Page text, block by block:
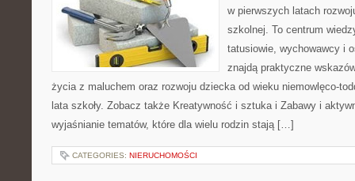
w pierwszych latach
szkolnej. To centrum
tatusiowie, wychowawcy i
znajdą praktyczne
życia z maluchem oraz rozwoju dziecka od wieku niemowlęco-
lata szkoły. Zobacz także Kreatywność i sztuka i Zabawy i
wyjaśnianie tematów, które dla wielu rodzin stają […]
CATEGORIES: NIERUCHOMOŚCI